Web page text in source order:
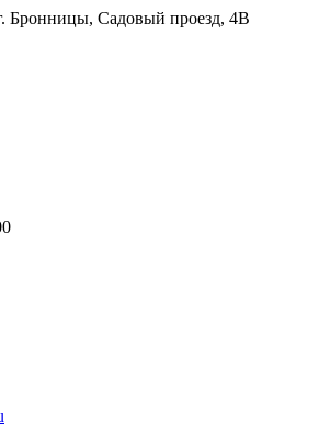
Бронницы, Садовый проезд, 4В